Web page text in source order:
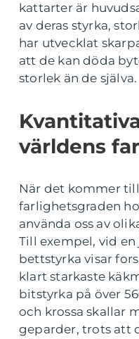
kattarter är
av deras styrka,
har utvecklat
att de kan döda
storlek än de själva.
världens
När det kommer
farlighetsgraden
använda oss av
Till exempel, vid
bettstyrka visar
klart starkaste
bitstyrka på över
och krossa skallar
geparder, trots att